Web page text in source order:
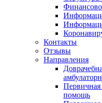
Контакты
Отзывы
Направления
Первичная
помощь